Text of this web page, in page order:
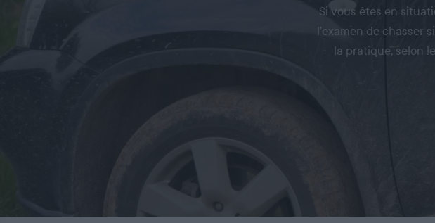
Si vous êtes en
l’examen de chasser
la pratique, selon